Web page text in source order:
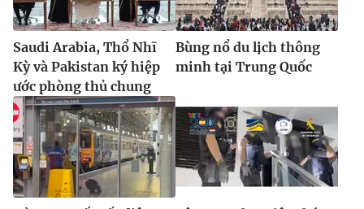
Saudi Arabia, Thổ Nhĩ
Kỳ và Pakistan ký hiệp
ước phòng thủ chung
Bùng nổ du lịch thông
minh tại Trung Quốc